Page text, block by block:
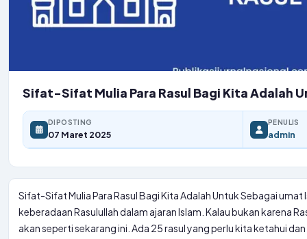
Sifat-Sifat Mulia Para Rasul Bagi Kita Adalah
DIPOSTING
07 Maret 2025
PENULIS
admin
Sifat-Sifat Mulia Para Rasul Bagi Kita Adalah Untuk Sebagai
keberadaan Rasulullah dalam ajaran Islam. Kalau bukan karena
akan seperti sekarang ini. Ada 25 rasul yang perlu kita ketahui